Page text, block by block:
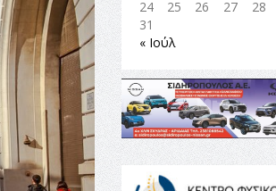
24
25 26 27 28
31
« Ιούλ